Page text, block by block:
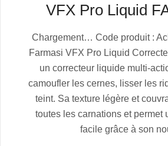
VFX Pro Liquid
07-
04
Chargement… Code produit :
Farmasi VFX Pro Liquid
un correcteur liquide multi-
camoufler les cernes, lisser les
teint. Sa texture légère et
toutes les carnations et permet
facile grâce à son